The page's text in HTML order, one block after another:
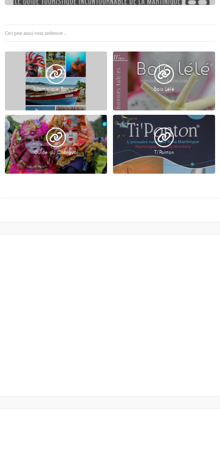
Ceci peut aussi vous intéresser ...
Martinique Bonjour Bois Lélé
Guide du Carnaval Ti’Ponton